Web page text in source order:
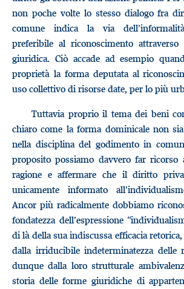
non poche volte lo stesso dialogo fra
comune indica la via
preferibile al riconoscimento attraverso
giuridica. Ciò accade ad esempio
proprietà la forma deputata al
uso collettivo di risorse date, per lo più
Tuttavia proprio il tema dei beni
chiaro come la forma dominicale non
nella disciplina del godimento in
proposito possiamo davvero far ricorso
ragione e affermare che il diritto
unicamente informato
Ancor più radicalmente dobbiamo
fondatezza dell’espressione
di là della sua indiscussa efficacia
dalla irriducibile indeterminatezza delle
dunque dalla loro strutturale
storia delle forme giuridiche di